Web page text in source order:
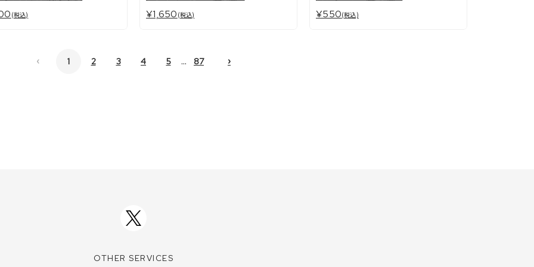
(税込) ¥1,650 (税込) ¥550(税込)
‹ 1 2 3 4 5 ... 87 ›
OTHER SERVICES